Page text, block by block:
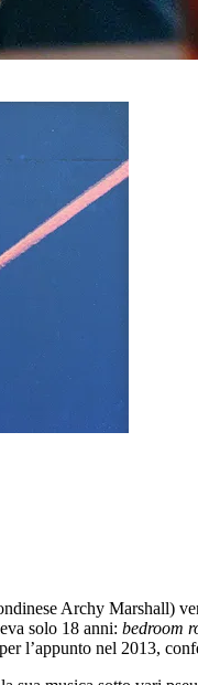
Archy Marshall)
solo 18 anni: bedroom
l’appunto nel 2013,